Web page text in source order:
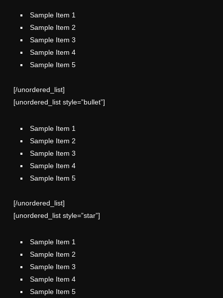
Sample Item 1
Sample Item 2
Sample Item 3
Sample Item 4
Sample Item 5
[/unordered_list]
[unordered_list style=”bullet”]
Sample Item 1
Sample Item 2
Sample Item 3
Sample Item 4
Sample Item 5
[/unordered_list]
[unordered_list style=”star”]
Sample Item 1
Sample Item 2
Sample Item 3
Sample Item 4
Sample Item 5